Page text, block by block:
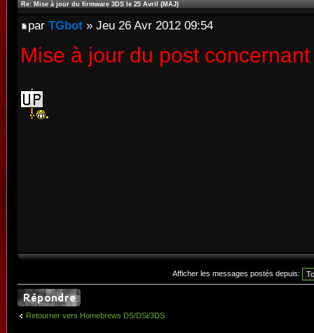
Re: Mise à jour du firmware 3DS le 25 Avril (MAJ)
par TGbot » Jeu 26 Avr 2012 09:54
Mise à jour du post
Afficher les messages postés depuis:
Retourner vers Homebrews DS/DSi/3DS